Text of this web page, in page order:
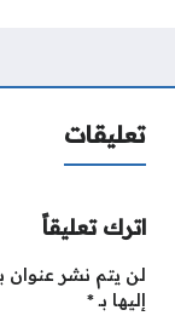
تعليقات
اترك تعليقاً
لن يتم نشر عنوان
إليها بـ*